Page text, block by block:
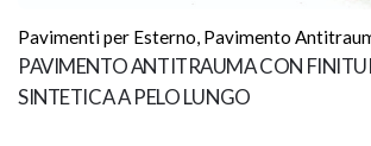
Pavimenti per Esterno, Pavimento
PAVIMENTO ANTITRAUMA CON
SINTETICA A PELO LUNGO